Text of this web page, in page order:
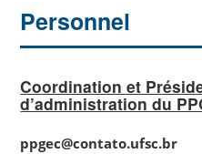
Personnel
Coordination et
d’administration du
ppgec@contato.ufsc.br